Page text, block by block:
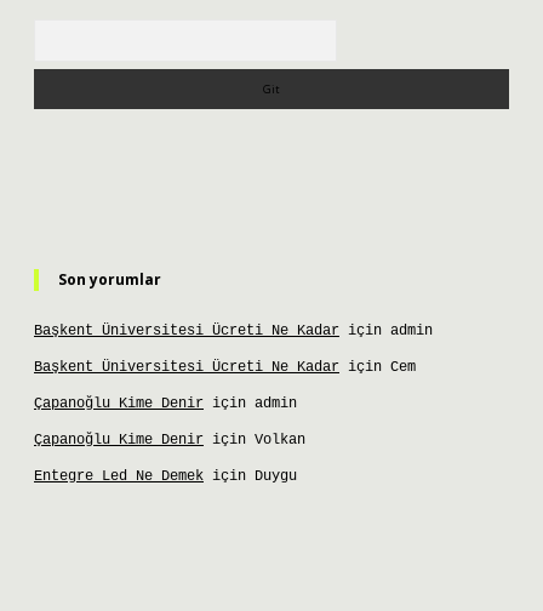
Son yorumlar
Başkent Üniversitesi Ücreti Ne Kadar için admin
Başkent Üniversitesi Ücreti Ne Kadar için Cem
Çapanoğlu Kime Denir için admin
Çapanoğlu Kime Denir için Volkan
Entegre Led Ne Demek için Duygu